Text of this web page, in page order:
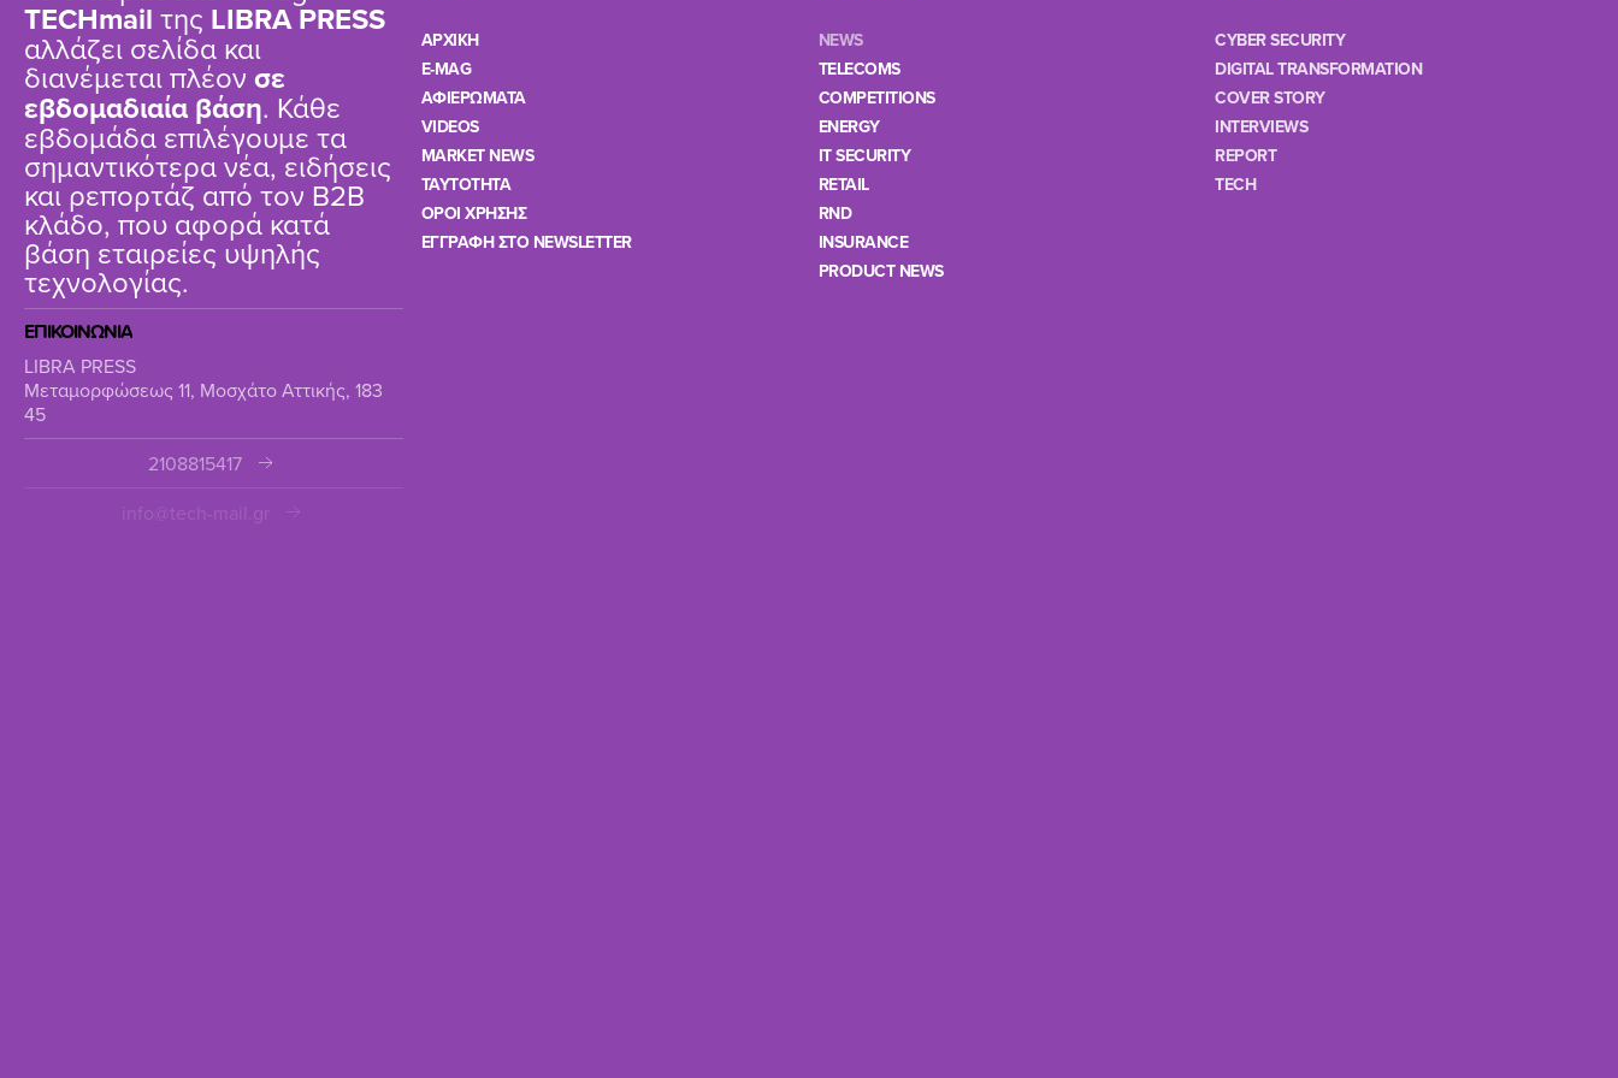
TΕCHmail της LIBRA PRESS
αλλάζει σελίδα και
διανέμεται πλέον σε
εβδομαδιαία βάση. Κάθε
εβδομάδα επιλέγουμε τα
σημαντικότερα νέα, ειδήσεις
και ρεπορτάζ από τον B2B
κλάδο, που αφορά κατά
βάση εταιρείες υψηλής
τεχνολογίας.
ΕΠΙΚΟΙΝΩΝΙΑ
LIBRA PRESS
Μεταμορφώσεως 11, Μοσχάτο Αττικής, 183
45
2108815417
info@tech-mail.gr
ΑΡΧΙΚΗ
E-MAG
ΑΦΙΕΡΩΜΑΤΑ
VIDEOS
MARKET NEWS
TAYTOTHTA
ΟΡΟΙ ΧΡΗΣΗΣ
ΕΓΓΡΑΦΗ ΣΤΟ NEWSLETTER
NEWS
TELECOMS
COMPETITIONS
ENERGY
IT SECURITY
RETAIL
RND
INSURANCE
PRODUCT NEWS
CYBER SECURITY
DIGITAL TRANSFORMATION
COVER STORY
INTERVIEWS
REPORT
TECH